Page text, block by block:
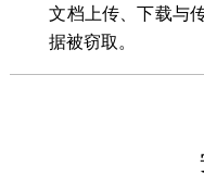
文档上传、下载与
据被窃取。